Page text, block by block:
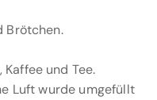
Brötchen.
und Tee.
Luft wurde umgefüllt